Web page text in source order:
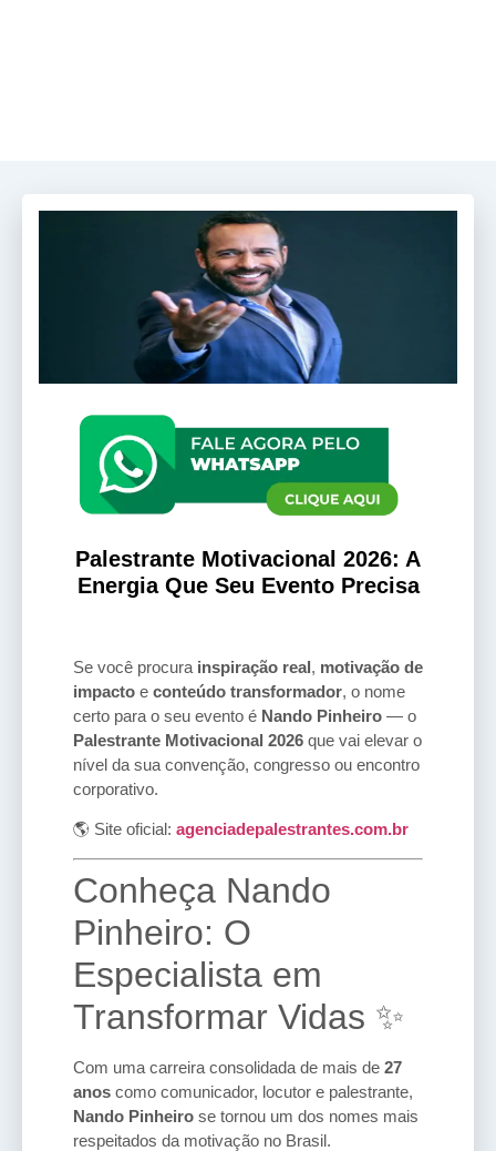
Palestrante Motivacional 2026: A
Energia Que Seu Evento Precisa
Se você procura inspiração real, motivação de
impacto e conteúdo transformador, o nome
certo para o seu evento é Nando Pinheiro — o
Palestrante Motivacional 2026 que vai elevar o
nível da sua convenção, congresso ou encontro
corporativo.
🌎 Site oficial: agenciadepalestrantes.com.br
Conheça Nando
Pinheiro: O
Especialista em
Transformar Vidas ✨
Com uma carreira consolidada de mais de 27
anos como comunicador, locutor e palestrante,
Nando Pinheiro se tornou um dos nomes mais
respeitados da motivação no Brasil.